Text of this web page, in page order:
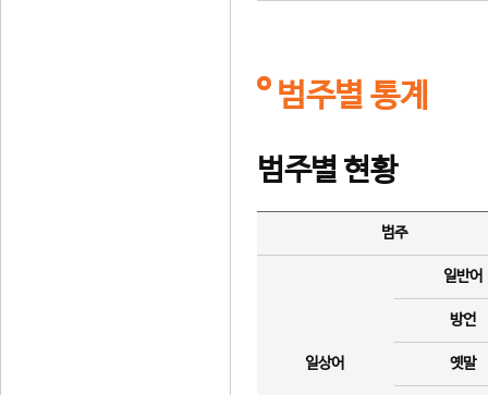
범주별 통계
범주별 현황
범주
일상어
일반어
방언
옛말